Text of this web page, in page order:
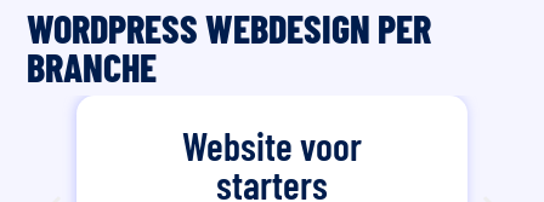
WORDPRESS WEBDESIGN PER
BRANCHE
Website voor
starters